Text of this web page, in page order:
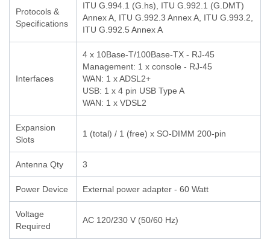
Protocols &
Specifications
ITU G.994.1 (G.hs), ITU G.992.1 (G.DMT)
Annex A, ITU G.992.3 Annex A, ITU G.993.2,
ITU G.992.5 Annex A
Interfaces
4 x 10Base-T/100Base-TX - RJ-45
Management: 1 x console - RJ-45
WAN: 1 x ADSL2+
USB: 1 x 4 pin USB Type A
WAN: 1 x VDSL2
Expansion
Slots
1 (total) / 1 (free) x SO-DIMM 200-pin
Antenna Qty 3
Power Device External power adapter - 60 Watt
Voltage
Required
AC 120/230 V (50/60 Hz)